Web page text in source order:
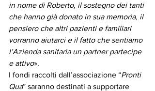
in nome di Roberto, il sostegno dei tanti
che hanno già donato in sua memoria, il
pensiero che altri pazienti e familiari
vorranno aiutarci e il fatto che sentiamo
l’Azienda sanitaria un partner partecipe
e attivo».
I fondi raccolti dall’associazione “Pronti
Qua” saranno destinati a supportare